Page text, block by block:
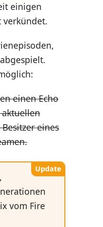
einigen
verkündet.
einen Echo
aktuellen
eines
Update
vom Fire